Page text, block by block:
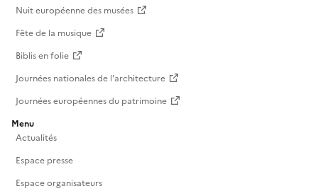
Nuit européenne des musées
Fête de la musique
Biblis en folie
Journées nationales de l'architecture
Journées européennes du patrimoine
Menu
Actualités
Espace presse
Espace organisateurs